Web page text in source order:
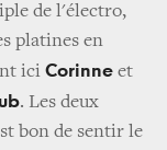
de l'électro,
platines en
ici Corinne et
. Les deux
bon de sentir le